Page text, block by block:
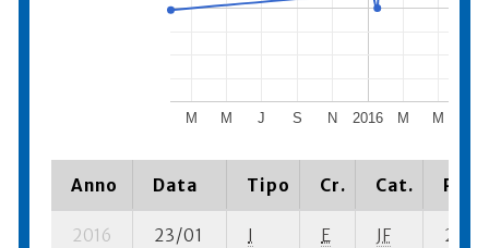
2016
M M J S N M M
Anno Data Tipo Cr. Cat.
2016 23/01 I E JF 2 se-